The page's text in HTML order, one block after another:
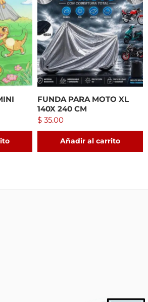
FUNDA PARA MOTO XL
140X 240 CM
$ 35.00
Añadir al carrito